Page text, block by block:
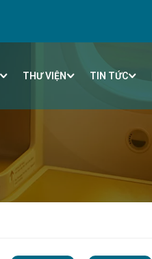
THƯ VIỆN TIN TỨC